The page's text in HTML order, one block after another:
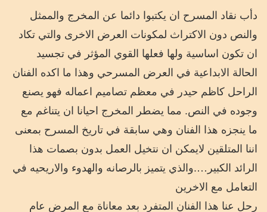
دأب نقاد المسرح ان يكتبوا دائما عن المخرج والممثل
والنص دون الاكتراث لمكونات العرض الاخرى والتي تكاد
ان تكون اساسية ولها فعلها القوي المؤثر في تجسيد
الحالة الابداعية في العرض المسرحي وهذا ما اكده الفنان
الراحل كاظم حيدر في معظم تصاميم اعماله فهو يصنع
وجوده في النص. مما يضطر المخرج احيانا ان يتناغم مع
ما ينجزه هذا الفنان وهي سابقة في تاريخ المسرح بمعنى
اننا المتلقين لايمكن ان نتخيل العمل بدون بصمات هذا
الرائد الكبير….والذي يتميز بالرصانه والهدوء والاريحيه في
التعامل مع الاخرين
رحل عنا هذا الفنان المتفرد بعد معاناة مع المرض عام